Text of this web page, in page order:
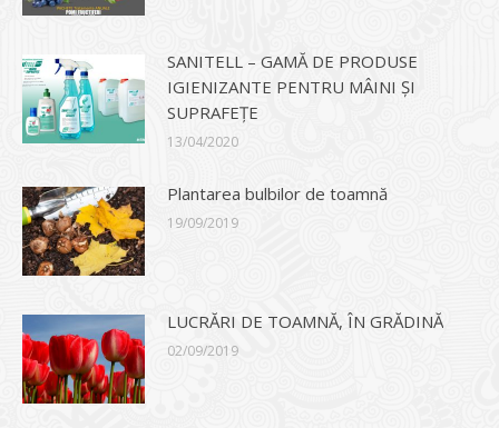
SANITELL – GAMĂ DE PRODUSE
IGIENIZANTE PENTRU MÂINI ȘI
SUPRAFEȚE
13/04/2020
Plantarea bulbilor de toamnă
19/09/2019
LUCRĂRI DE TOAMNĂ, ÎN GRĂDINĂ
02/09/2019